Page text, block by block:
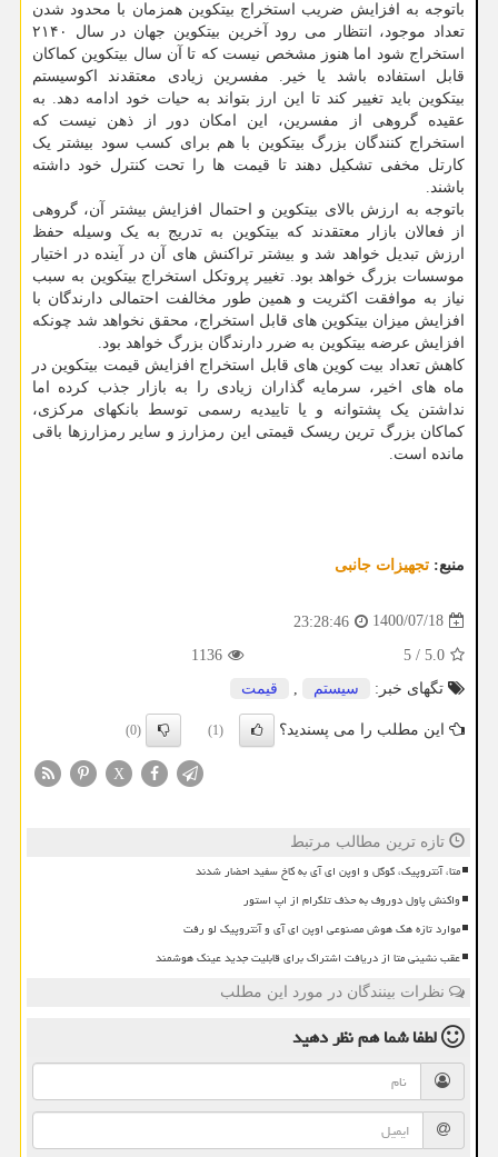
باتوجه به افزایش ضریب استخراج بیتکوین همزمان با محدود شدن
تعداد موجود، انتظار می رود آخرین بیتکوین جهان در سال ۲۱۴۰
استخراج شود اما هنوز مشخص نیست که تا آن سال بیتکوین کماکان
قابل استفاده باشد یا خیر. مفسرین زیادی معتقدند اکوسیستم
بیتکوین باید تغییر کند تا این ارز بتواند به حیات خود ادامه دهد. به
عقیده گروهی از مفسرین، این امکان دور از ذهن نیست که
استخراج کنندگان بزرگ بیتکوین با هم برای کسب سود بیشتر یک
کارتل مخفی تشکیل دهند تا قیمت ها را تحت کنترل خود داشته
باشند.
باتوجه به ارزش بالای بیتکوین و احتمال افزایش بیشتر آن، گروهی
از فعالان بازار معتقدند که بیتکوین به تدریج به یک وسیله حفظ
ارزش تبدیل خواهد شد و بیشتر تراکنش های آن در آینده در اختیار
موسسات بزرگ خواهد بود. تغییر پروتکل استخراج بیتکوین به سبب
نیاز به موافقت اکثریت و همین طور مخالفت احتمالی دارندگان با
افزایش میزان بیتکوین های قابل استخراج، محقق نخواهد شد چونکه
افزایش عرضه بیتکوین به ضرر دارندگان بزرگ خواهد بود.
کاهش تعداد بیت کوین های قابل استخراج افزایش قیمت بیتکوین در
ماه های اخیر، سرمایه گذاران زیادی را به بازار جذب کرده اما
نداشتن یک پشتوانه و یا تاییدیه رسمی توسط بانکهای مرکزی،
کماکان بزرگ ترین ریسک قیمتی این رمزارز و سایر رمزارزها باقی
مانده است.
منبع: تجهیزات جانبی
1400/07/18
23:28:46
5.0
/
5
1136
تگهای خبر:
سیستم , قیمت
این مطلب را می پسندید؟ (1)
(0)
X
تازه ترین مطالب مرتبط
متا، آنتروپیک، گوگل و اوپن ای آی به کاخ سفید احضار شدند
واکنش پاول دوروف به حذف تلگرام از اپ استور
موارد تازه هک هوش مصنوعی اوپن ای آی و آنتروپیک لو رفت
عقب نشینی متا از دریافت اشتراک برای قابلیت جدید عینک هوشمند
نظرات بینندگان در مورد این مطلب
لطفا شما همنظر دهید